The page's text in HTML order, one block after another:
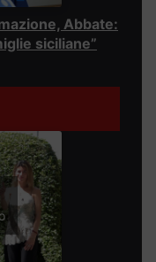
Abbate:
siciliane”